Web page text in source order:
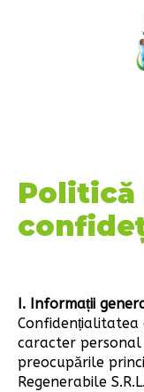
Politică
I. Informații
caracter
preocupările
Regenerabile